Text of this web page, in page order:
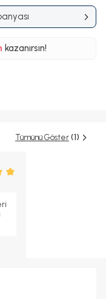
kazanırsın!
Tümünü Göster (1)